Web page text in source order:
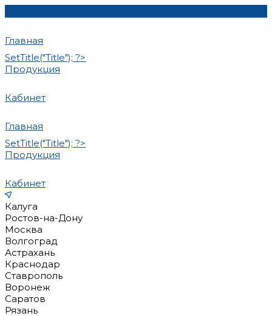
Главная
SetTitle("Title"); ?>
Продукция
Кабинет
Главная
SetTitle("Title"); ?>
Продукция
Кабинет
Калуга
Ростов-на-Дону
Москва
Волгоград
Астрахань
Краснодар
Ставрополь
Воронеж
Саратов
Рязань